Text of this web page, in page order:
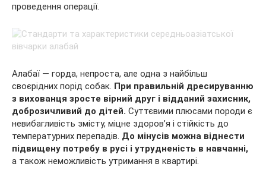
проведення операції.
Алабаї — горда, непроста, але одна з найбільш
своєрідних порід собак. При правильній дресируванню
з вихованця зросте вірний друг і відданий захисник,
доброзичливий до дітей. Суттєвими плюсами породи є
невибагливість змісту, міцне здоров’я і стійкість до
температурних перепадів. До мінусів можна віднести
підвищену потребу в русі і утрудненість в навчанні,
а також неможливість утримання в квартирі.